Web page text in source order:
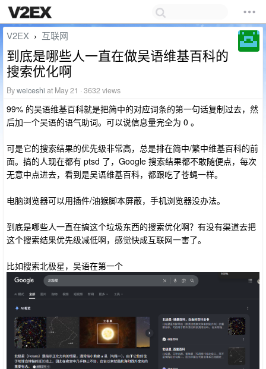
V2EX › 互联网
到底是哪些人一直在做吴语维基百科的
搜索优化啊
Byweiceshi at May 21 · 3632 views
99% 的吴语维基百科就是把简中的对应词条的第一句话复制过去，然
后加一个吴语的语气助词。可以说信息量完全为 0 。
可是它的搜索结果的优先级非常高，总是排在简中/繁中维基百科的前
面。搞的人现在都有 ptsd 了，Google 搜索结果都不敢随便点，每次
无意中点进去，看到是吴语维基百科，都跟吃了苍蝇一样。
电脑浏览器可以用插件/油猴脚本屏蔽，手机浏览器没办法。
到底是哪些人一直在搞这个垃圾东西的搜索优化啊？有没有渠道去把
这个搜索结果优先级减低啊，感觉快成互联网一害了。
比如搜索北极星，吴语在第一个